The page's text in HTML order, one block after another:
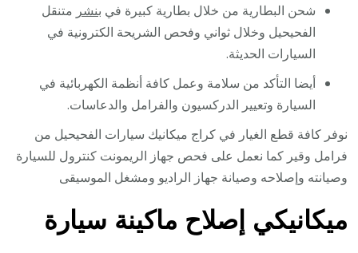
شحن البطارية من خلال بطارية كبيرة في بنشر متنقل
الفحيحيل وخلال ثواني وفحص الشريحة الكترونية في
السيارات الحديثة.
أيضا التأكد من سلامة وعمل كافة أنظمة الكهربائية في
السيارة وتعيير الدركسيون والفرامل والدعاسات.
نوفر كافة قطع الغيار في كراج ميكانيك سيارات الفحيحيل من
فرامل وقير كما نعمل على فحص جهاز الريمونت كنترول للسيارة
وصيانته وإصلاحه وصيانة جهاز الراديو ومشغل الموسيقى
ميكانيكي إصلاح ماكينة سيارة